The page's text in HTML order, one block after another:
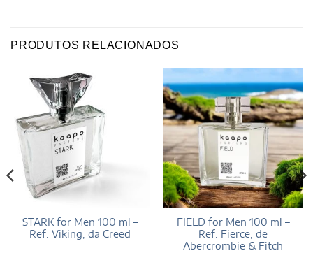
PRODUTOS RELACIONADOS
STARK for Men 100 ml –
Ref. Viking, da Creed
FIELD for Men 100 ml –
Ref. Fierce, de
Abercrombie & Fitch